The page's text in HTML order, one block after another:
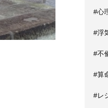
#心
#浮
#不
#算
#レ